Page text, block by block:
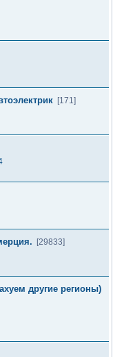
[171]
[29833]
другие регионы)